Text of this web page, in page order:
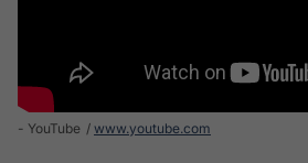
- YouTube www.youtube.com